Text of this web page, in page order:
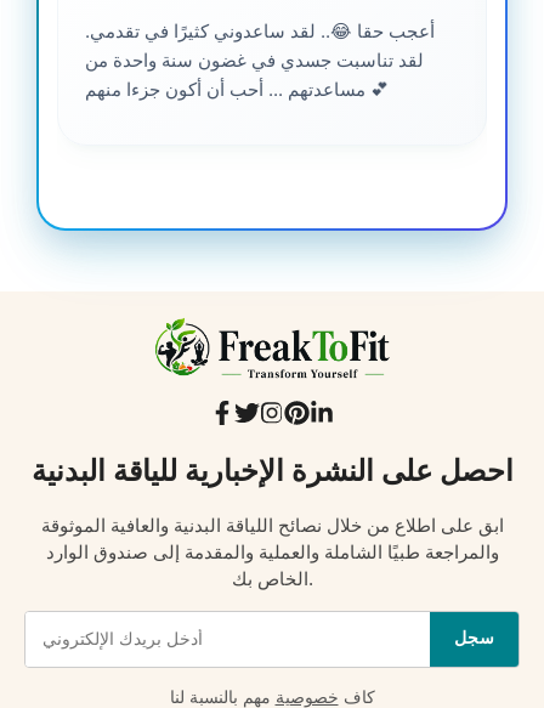
أعجب حقا 😂.. لقد ساعدوني كثيرًا في تقدمي.
لقد تناسبت جسدي في غضون سنة واحدة من
مساعدتهم ... أحب أن أكون جزءا منهم 💕
احصل على النشرة الإخبارية للياقة البدنية
ابق على اطلاع من خلال نصائح اللياقة البدنية والعافية الموثوقة
والمراجعة طبيًا الشاملة والعملية والمقدمة إلى صندوق الوارد
الخاص بك.
سجل
كاف خصوصية مهم بالنسبة لنا